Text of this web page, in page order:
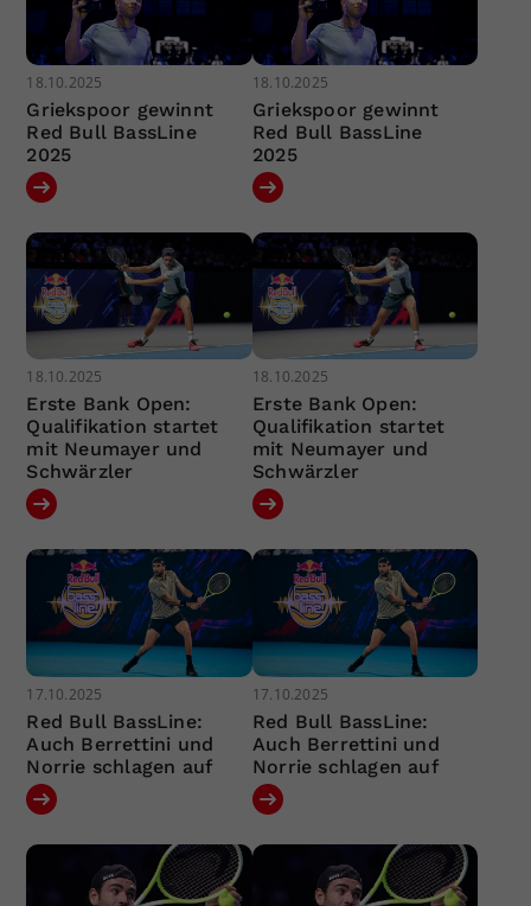
18.10.2025
Griekspoor gewinnt
Red Bull BassLine
2025
18.10.2025
Griekspoor gewinnt
Red Bull BassLine
2025
18.10.2025
Erste Bank Open:
Qualifikation startet
mit Neumayer und
Schwärzler
18.10.2025
Erste Bank Open:
Qualifikation startet
mit Neumayer und
Schwärzler
17.10.2025
Red Bull BassLine:
Auch Berrettini und
Norrie schlagen auf
17.10.2025
Red Bull BassLine:
Auch Berrettini und
Norrie schlagen auf